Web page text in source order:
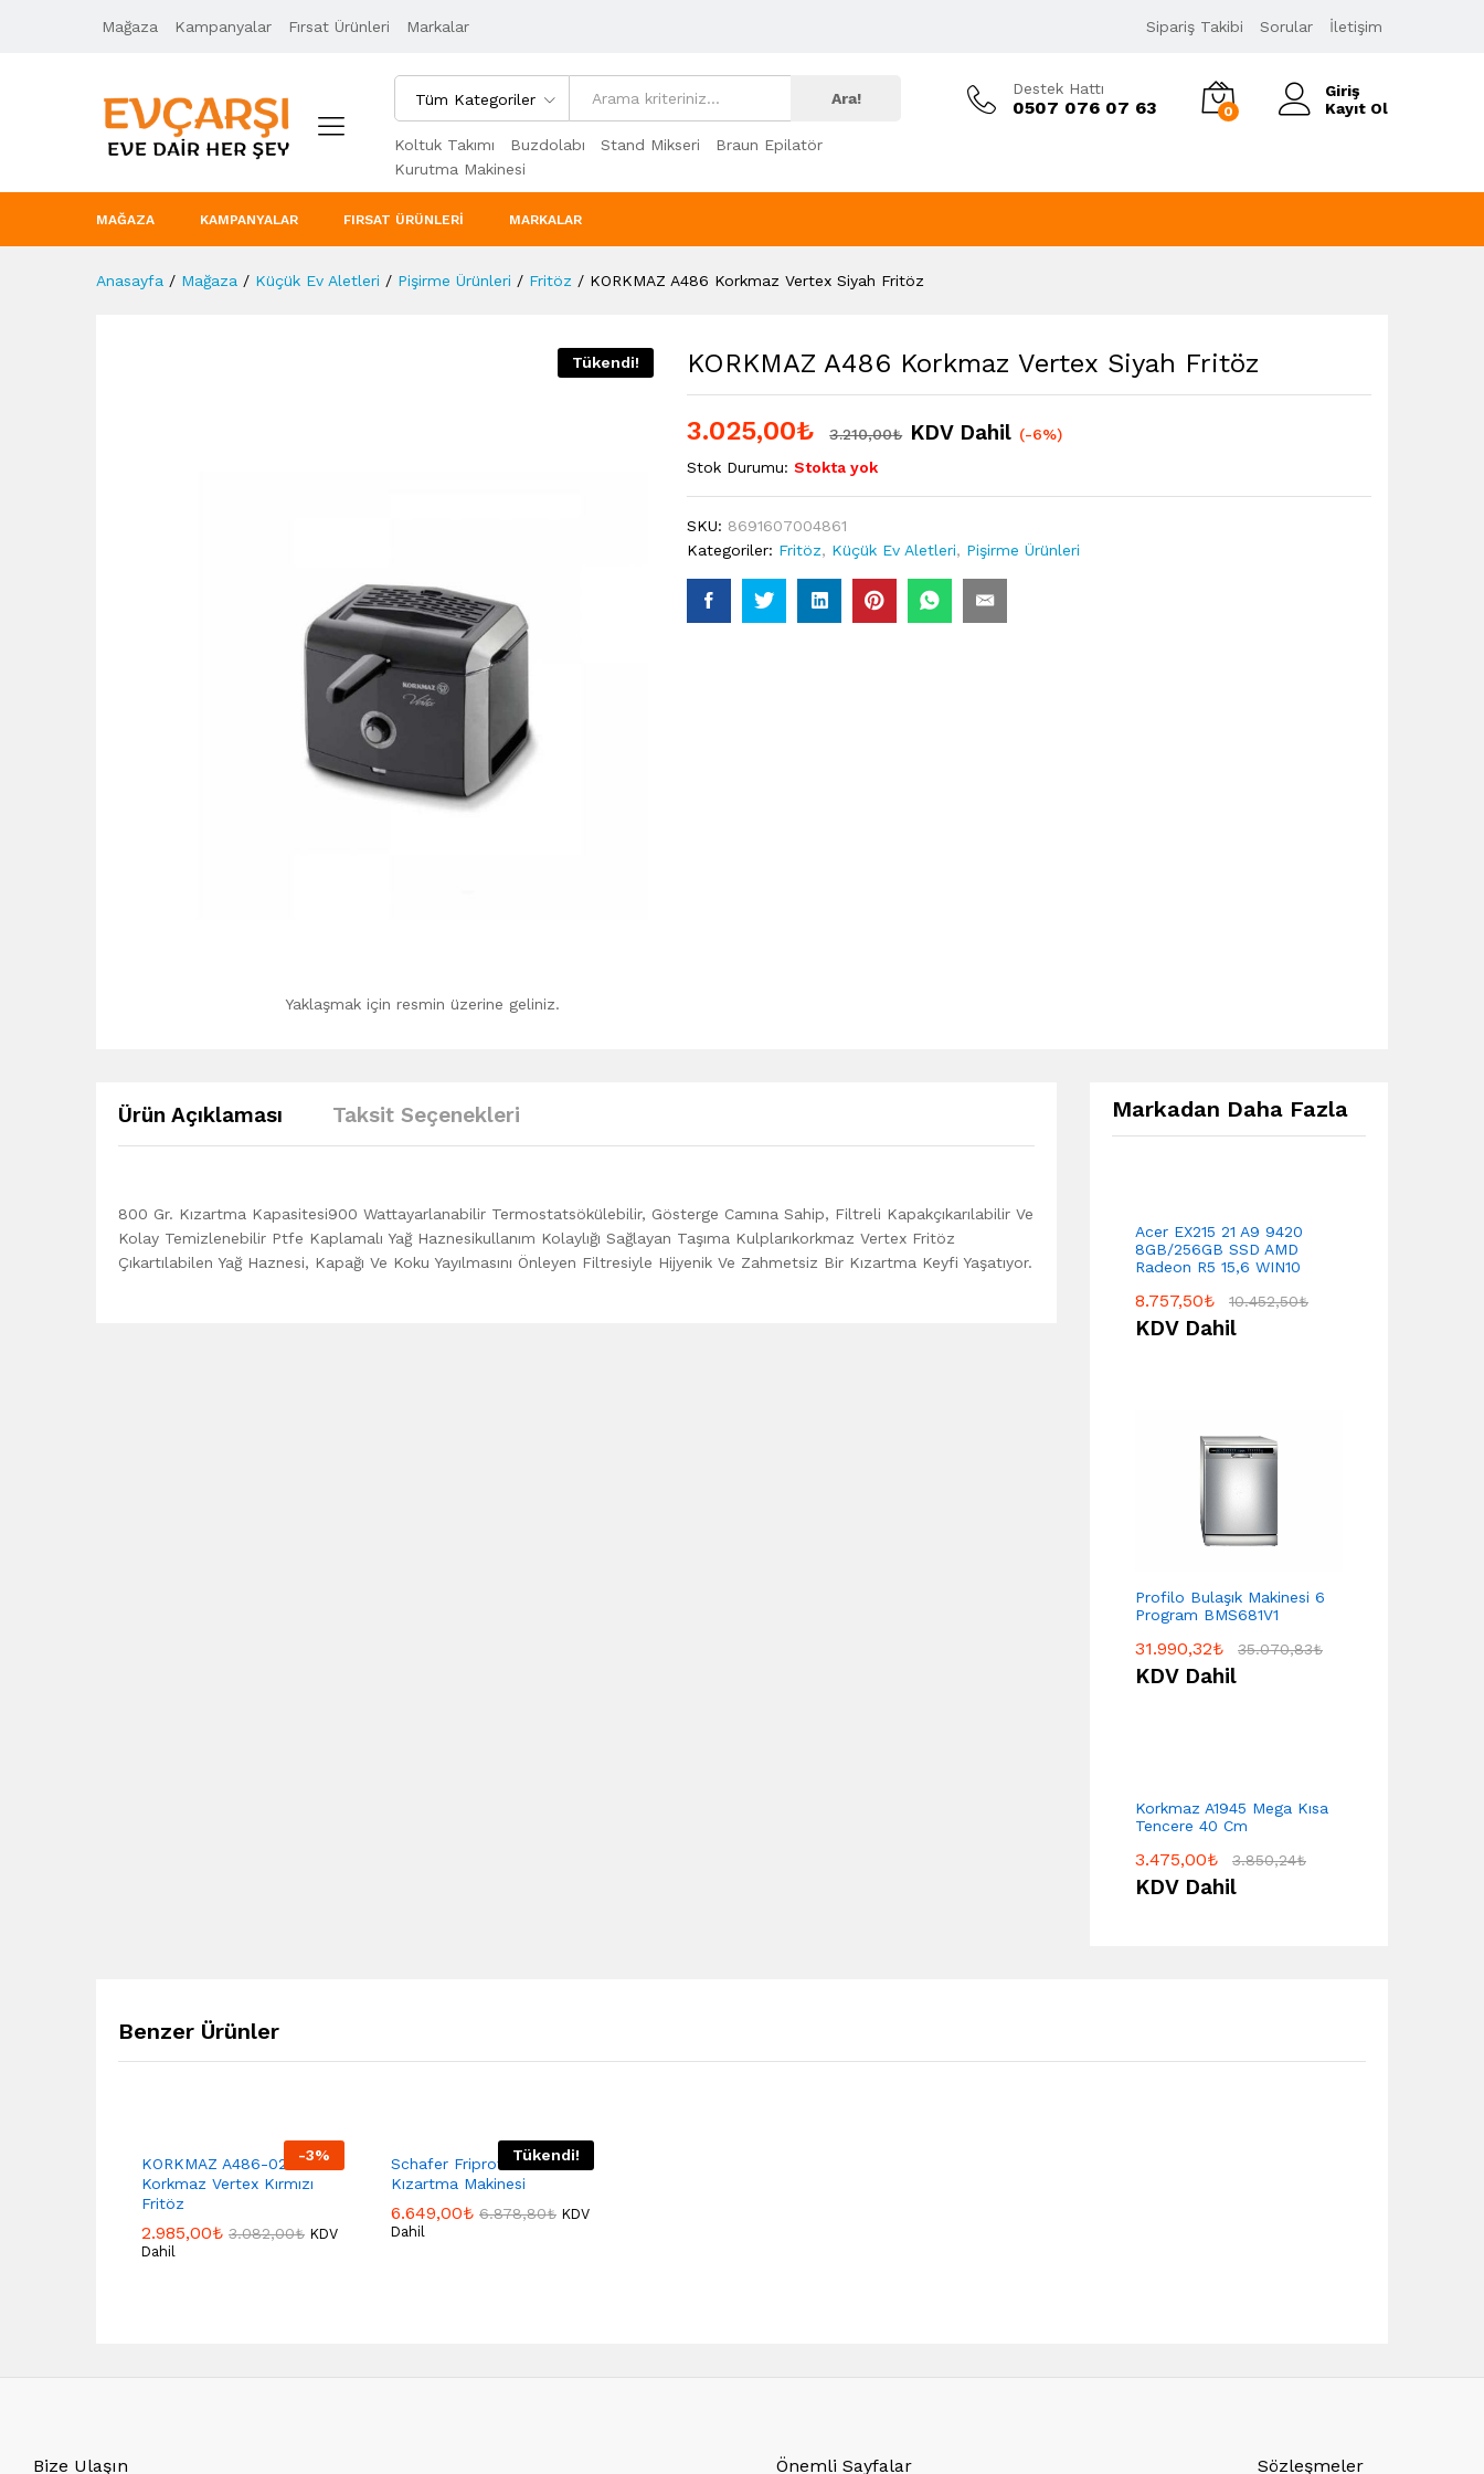
Mağaza Kampanyalar Fırsat Ürünleri Markalar Sipariş Takibi Sorular İletişim
Tüm Kategoriler Ara!
Koltuk Takımı Buzdolabı Stand Mikseri
Braun Epilatör
Kurutma Makinesi
Destek Hattı
0507 076 07 63 0
Giriş
Kayıt Ol
MAĞAZA KAMPANYALAR FIRSAT ÜRÜNLERI MARKALAR
Anasayfa / Mağaza / Küçük Ev Aletleri / Pişirme Ürünleri / Fritöz / KORKMAZ A486 Korkmaz Vertex Siyah Fritöz
Tükendi!
Yaklaşmak için resmin üzerine geliniz.
KORKMAZ A486 Korkmaz Vertex Siyah Fritöz
3.025,00₺ 3.210,00₺ KDV Dahil (-6%)
Stok Durumu: Stokta yok
SKU: 8691607004861
Kategoriler: Fritöz, Küçük Ev Aletleri, Pişirme Ürünleri
Ürün Açıklaması Taksit Seçenekleri
800 Gr. Kızartma Kapasitesi900 Wattayarlanabilir Termostatsökülebilir, Gösterge Camına Sahip, Filtreli Kapakçıkarılabilir Ve
Kolay Temizlenebilir Ptfe Kaplamalı Yağ Haznesikullanım Kolaylığı Sağlayan Taşıma Kulplarıkorkmaz Vertex Fritöz
Çıkartılabilen Yağ Haznesi, Kapağı Ve Koku Yayılmasını Önleyen Filtresiyle Hijyenik Ve Zahmetsiz Bir Kızartma Keyfi Yaşatıyor.
Markadan Daha Fazla
Acer EX215 21 A9 9420
8GB/256GB SSD AMD
Radeon R5 15,6 WIN10
8.757,50₺ 10.452,50₺
KDV Dahil
Profilo Bulaşık Makinesi 6
Program BMS681V1
31.990,32₺ 35.070,83₺
KDV Dahil
Korkmaz A1945 Mega Kısa
Tencere 40 Cm
3.475,00₺ 3.850,24₺
KDV Dahil
Benzer Ürünler
-3%
KORKMAZ A486-02
Korkmaz Vertex Kırmızı
Fritöz
2.985,00₺ 3.082,00₺ KDV
Dahil
Tükendi!
Schafer Friprofi Fritöz
Kızartma Makinesi
6.649,00₺ 6.878,80₺ KDV
Dahil
Bize Ulaşın Önemli Sayfalar Sözleşmeler
Ürün Açıklaması Taksit Seçenekleri 3.210,00₺